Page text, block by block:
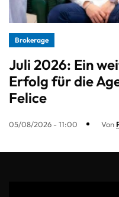
Brokerage
Juli 2026: Ein
Erfolg für die
Felice
05/08/2026 - 11:00 Von